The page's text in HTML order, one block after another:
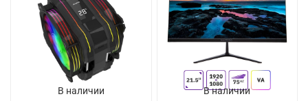
В наличии
В наличии